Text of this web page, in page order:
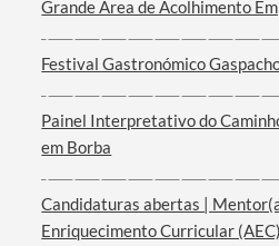
Categorias gerais
Grande Área de Acolhimento
Festival Gastronómico
Painel Interpretativo do
em Borba
Candidaturas abertas |
Enriquecimento Curricular (AEC)